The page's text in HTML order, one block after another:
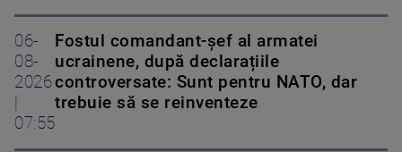
06-
08-
2026
07:55
Fostul comandant-șef al armatei
ucrainene, după declarațiile
controversate: Sunt pentru NATO, dar
trebuie să se reinventeze